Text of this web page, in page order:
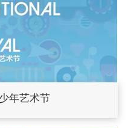
年艺术节